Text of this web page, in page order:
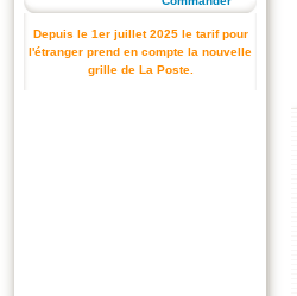
Depuis le 1er juillet 2025 le tarif pour
l'étranger prend en compte la nouvelle
grille de La Poste.